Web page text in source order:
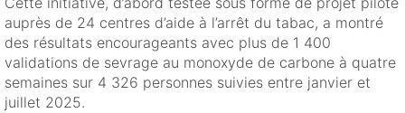
auprès de 24 centres d’aide à l’arrêt du tabac, a montré
des résultats encourageants avec plus de 1 400
validations de sevrage au monoxyde de carbone à quatre
semaines sur 4 326 personnes suivies entre janvier et
juillet 2025.